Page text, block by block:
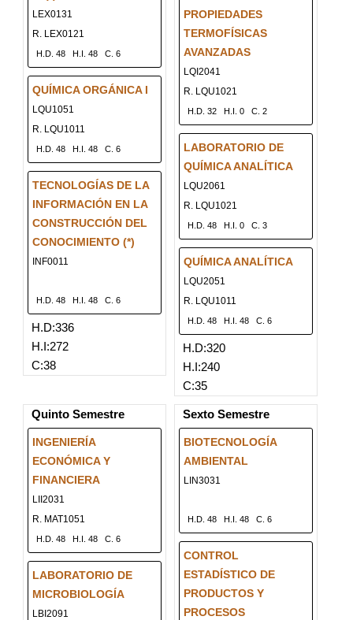
LEX0131
R. LEX0121
H.D. 48 H.I. 48 C. 6
QUÍMICA ORGÁNICA I
LQU1051
R. LQU1011
H.D. 48 H.I. 48 C. 6
TECNOLOGÍAS DE LA
INFORMACIÓN EN LA
CONSTRUCCIÓN DEL
CONOCIMIENTO (*)
INF0011
H.D. 48 H.I. 48 C. 6
H.D:336
H.I:272
C:38
PROPIEDADES
TERMOFÍSICAS
AVANZADAS
LQI2041
R. LQU1021
H.D. 32 H.I. 0 C. 2
LABORATORIO DE
QUÍMICA ANALÍTICA
LQU2061
R. LQU1021
H.D. 48 H.I. 0 C. 3
QUÍMICA ANALÍTICA
LQU2051
R. LQU1011
H.D. 48 H.I. 48 C. 6
H.D:320
H.I:240
C:35
Quinto Semestre
INGENIERÍA
ECONÓMICA Y
FINANCIERA
LII2031
R. MAT1051
H.D. 48 H.I. 48 C. 6
LABORATORIO DE
MICROBIOLOGÍA
LBI2091
Sexto Semestre
BIOTECNOLOGÍA
AMBIENTAL
LIN3031
H.D. 48 H.I. 48 C. 6
CONTROL
ESTADÍSTICO DE
PRODUCTOS Y
PROCESOS